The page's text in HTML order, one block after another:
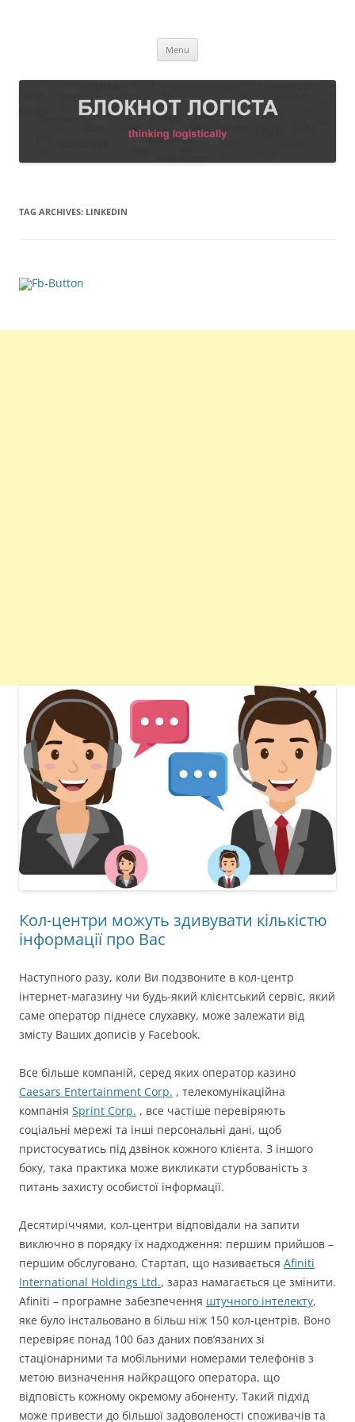
Menu
TAG ARCHIVES: LINKEDIN
Кол-центри можуть здивувати кількістю
інформації про Вас
Наступного разу, коли Ви подзвоните в кол-центр
інтернет-магазину чи будь-який клієнтський сервіс, який
саме оператор піднесе слухавку, може залежати від
змісту Ваших дописів у Facebook.
Все більше компаній, серед яких оператор казино
Caesars Entertainment Corp. , телекомунікаційна
компанія Sprint Corp. , все частіше перевіряють
соціальні мережі та інші персональні дані, щоб
пристосуватись під дзвінок кожного клієнта. З іншого
боку, така практика може викликати стурбованість з
питань захисту особистої інформації.
Десятиріччями, кол-центри відповідали на запити
виключно в порядку їх надходження: першим прийшов –
першим обслуговано. Стартап, що називається Afiniti
International Holdings Ltd., зараз намагається це змінити.
Afiniti – програмне забезпечення штучного інтелекту,
яке було інстальовано в більш ніж 150 кол-центрів. Воно
перевіряє понад 100 баз даних пов’язаних зі
стаціонарними та мобільними номерами телефонів з
метою визначення найкращого оператора, що
відповість кожному окремому абоненту. Такий підхід
може привести до більшої задоволеності споживачів та